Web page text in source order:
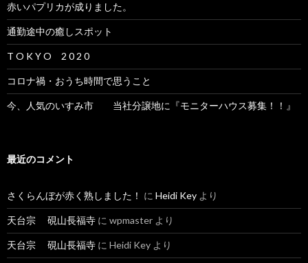
赤いパプリカが成りました。
通勤途中の癒しスポット
T O K Y O 2 0 2 0
コロナ禍・おうち時間で思うこと
今、人気のいすみ市 当社分譲地に『モニターハウス募集！！』
最近のコメント
さくらんぼが赤く熟しました！ に Heidi Key より
天台宗 硯山長福寺 に wpmaster より
天台宗 硯山長福寺 に Heidi Key より